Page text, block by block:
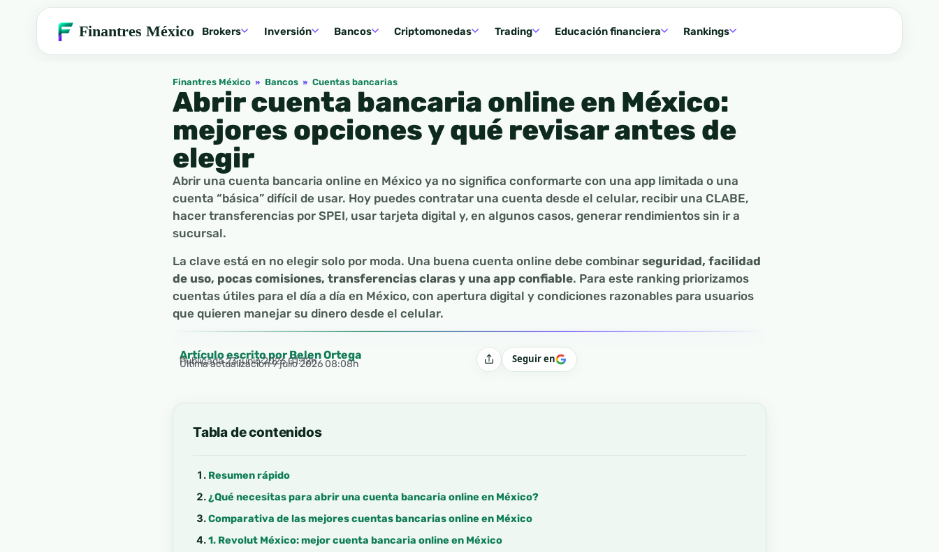
Finantres México Brokers Inversión Bancos Criptomonedas Trading Educación financiera Rankings
Finantres México » Bancos » Cuentas bancarias
Abrir cuenta bancaria online en México:
mejores opciones y qué revisar antes de
elegir
Abrir una cuenta bancaria online en México ya no significa conformarte con una app limitada o una
cuenta “básica” difícil de usar. Hoy puedes contratar una cuenta desde el celular, recibir una CLABE,
hacer transferencias por SPEI, usar tarjeta digital y, en algunos casos, generar rendimientos sin ir a
sucursal.
La clave está en no elegir solo por moda. Una buena cuenta online debe combinar seguridad, facilidad
de uso, pocas comisiones, transferencias claras y una app confiable. Para este ranking priorizamos
cuentas útiles para el día a día en México, con apertura digital y condiciones razonables para usuarios
que quieren manejar su dinero desde el celular.
Artículo escrito por Belen Ortega
Publicada23 junio 2026 01:12h
Última actualización 9 julio 2026 08:08h CompartirSeguir en
Tabla de contenidos
Resumen rápido
¿Qué necesitas para abrir una cuenta bancaria online en México?
Comparativa de las mejores cuentas bancarias online en México
1. Revolut México: mejor cuenta bancaria online en México